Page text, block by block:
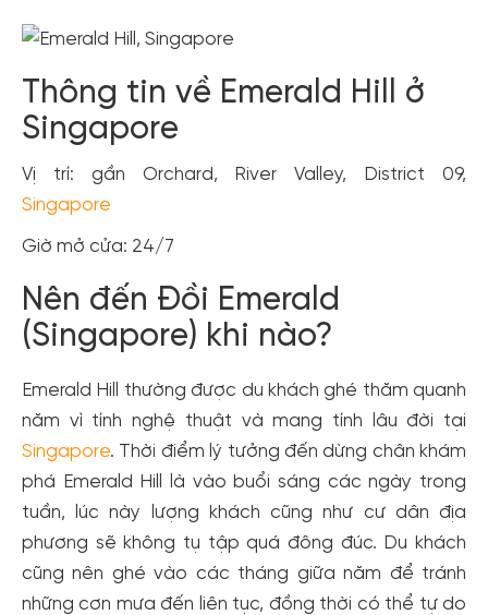
Thông tin về Emerald Hill ở
Singapore
Vị trí: gần Orchard, River Valley, District 09,
Singapore
Giờ mở cửa: 24/7
Nên đến Đồi Emerald
(Singapore) khi nào?
Emerald Hill thường được du khách ghé thăm quanh
năm vì tính nghệ thuật và mang tính lâu đời tại
Singapore. Thời điểm lý tưởng đến dừng chân khám
phá Emerald Hill là vào buổi sáng các ngày trong
tuần, lúc này lượng khách cũng như cư dân địa
phương sẽ không tụ tập quá đông đúc. Du khách
cũng nên ghé vào các tháng giữa năm để tránh
những cơn mưa đến liên tục, đồng thời có thể tự do